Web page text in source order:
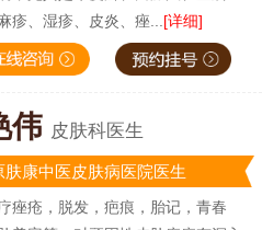
疹、湿疹、皮炎、痤... [详细]
伟 皮肤科医生
肤康中医皮肤病医院医生
痤疮，脱发，疤痕，胎记，青春